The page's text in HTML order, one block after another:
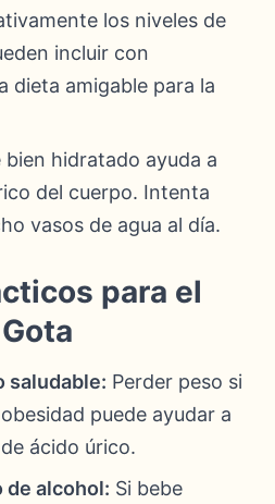
los niveles de
incluir con
dieta amigable para la
bien hidratado ayuda a
del cuerpo. Intenta
vasos de agua al día.
para el
saludable: Perder peso si
puede ayudar a
ácido úrico.
de alcohol: Si bebe